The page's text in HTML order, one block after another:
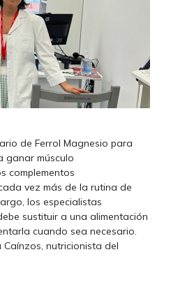
de Ferrol Magnesio para
ganar músculo
complementos
vez más de la rutina de
los especialistas
sustituir a una alimentación
cuando sea necesario.
Caínzos, nutricionista del